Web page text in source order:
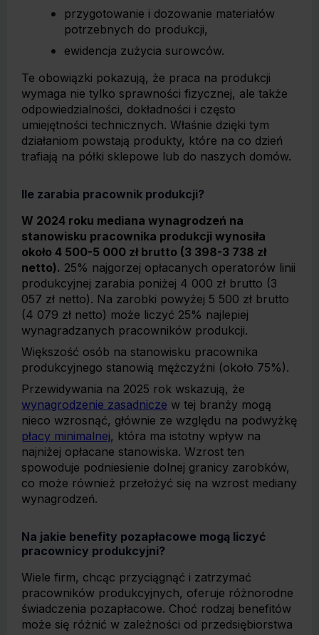
przygotowanie i dozowanie materiałów
potrzebnych do produkcji,
ewidencja zużycia surowców.
Te obowiązki pokazują, że praca na produkcji
wymaga nie tylko sprawności fizycznej, ale także
odpowiedzialności, dokładności i często
umiejętności technicznych. Właśnie dzięki tym
działaniom powstają produkty, które na co dzień
trafiają na półki sklepowe lub do naszych domów.
Ile zarabia pracownik produkcji?
W 2024 roku mediana wynagrodzeń na
stanowisku pracownika produkcji wynosiła
około 4 500-5 000 zł brutto (3 398-3 738 zł
netto). 25% najgorzej opłacanych operatorów linii
produkcyjnej zarabia poniżej 4 000 zł brutto (3
057 zł netto). Na zarobki powyżej 5 500 zł brutto
(4 079 zł netto) może liczyć 25% najlepiej
wynagradzanych pracowników produkcji.
Większość osób na stanowisku pracownika
produkcyjnego stanowią mężczyźni (około 75%).
Przewidywania na 2025 rok wskazują, że
wynagrodzenie zasadnicze w tej branży mogą
nieco wzrosnąć, głównie ze względu na podwyżkę
płacy minimalnej, która ma istotny wpływ na
najniżej opłacane stanowiska. Wzrost ten
spowoduje podniesienie dolnej granicy zarobków,
co może również przełożyć się na wzrost mediany
wynagrodzeń.
Na jakie benefity pozapłacowe mogą liczyć
pracownicy produkcyjni?
Wiele firm, chcąc przyciągnąć i zatrzymać
pracowników produkcyjnych, oferuje różnorodne
świadczenia pozapłacowe. Choć rodzaj benefitów
może się różnić w zależności od przedsiębiorstwa